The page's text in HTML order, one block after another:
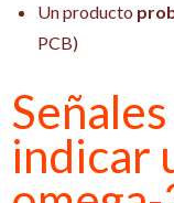
Un producto
PCB)
indicar